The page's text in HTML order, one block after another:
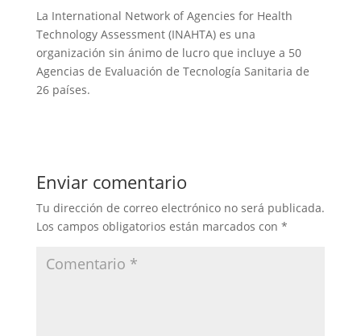
La International Network of Agencies for Health
Technology Assessment (INAHTA) es una
organización sin ánimo de lucro que incluye a 50
Agencias de Evaluación de Tecnología Sanitaria de
26 países.
Enviar comentario
Tu dirección de correo electrónico no será publicada.
Los campos obligatorios están marcados con *